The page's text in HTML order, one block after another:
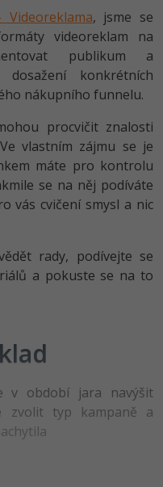
- OOP
SEO
, jsme se
videoreklam na
publikum a
konkrétních
nákupního funnelu.
procvičit znalosti
vlastním zájmu se je
máte pro kontrolu
se na něj podíváte
vás cvičení smysl a nic
rady, podívejte se
a pokuste se na to
v období jara navýšit
zvolit typ kampaně a